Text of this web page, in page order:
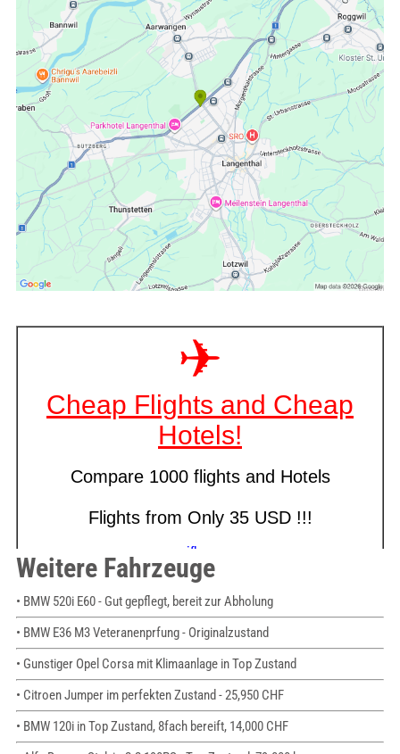
Weitere Fahrzeuge
• BMW 520i E60 - Gut gepflegt, bereit zur Abholung
• BMW E36 M3 Veteranenprfung - Originalzustand
• Gunstiger Opel Corsa mit Klimaanlage in Top Zustand
• Citroen Jumper im perfekten Zustand - 25,950 CHF
• BMW 120i in Top Zustand, 8fach bereift, 14,000 CHF